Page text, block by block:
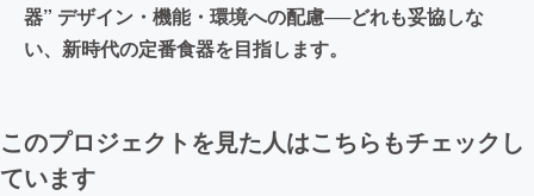
器” デザイン・機能・環境への配慮──どれも妥協しな
い、新時代の定番食器を目指します。
このプロジェクトを見た人はこちらもチェックし
ています